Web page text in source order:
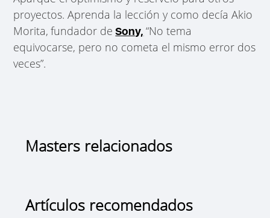
proyectos. Aprenda la lección y como decía Akio
Morita, fundador de Sony, “No tema
equivocarse, pero no cometa el mismo error dos
veces”.
Masters relacionados
Artículos recomendados